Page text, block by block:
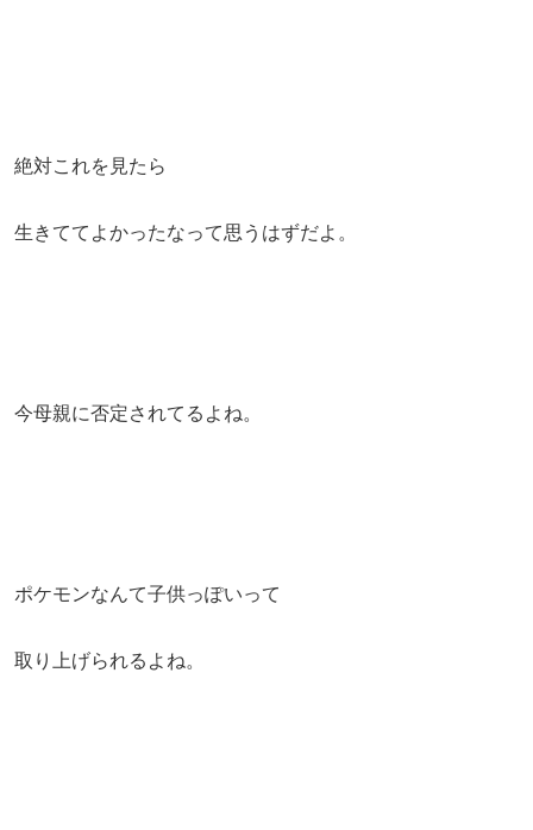
絶対これを見たら
生きててよかったなって思うはずだよ。
今母親に否定されてるよね。
ポケモンなんて子供っぽいって
取り上げられるよね。